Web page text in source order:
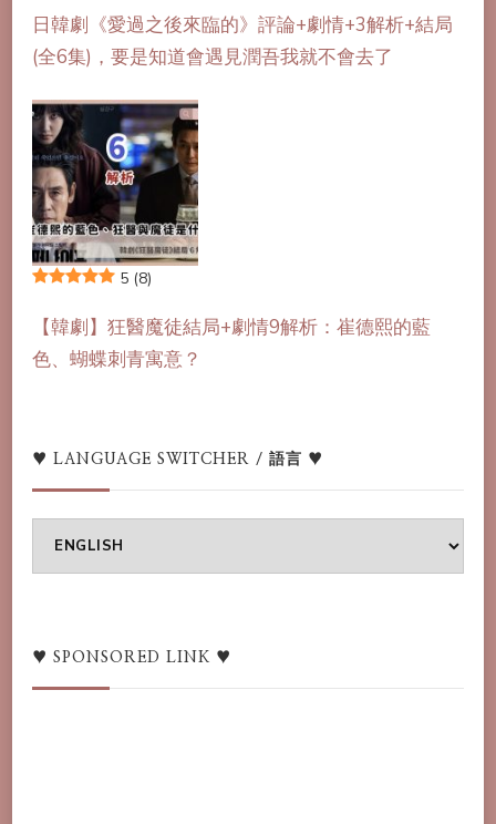
日韓劇《愛過之後來臨的》評論+劇情+3解析+結局
(全6集)，要是知道會遇見潤吾我就不會去了
5 (8)
【韓劇】狂醫魔徒結局+劇情9解析：崔德熙的藍
色、蝴蝶刺青寓意？
♥ LANGUAGE SWITCHER / 語言 ♥
語
言
♥ SPONSORED LINK ♥